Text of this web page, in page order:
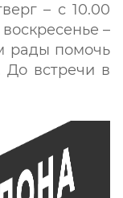
– с 10.00
–
рады помочь
встречи в